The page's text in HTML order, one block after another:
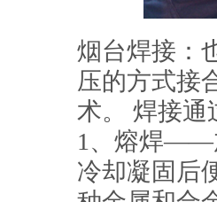
烟台焊接 ：
压的方式接
术。 焊接通
1、熔焊——
冷却凝固后